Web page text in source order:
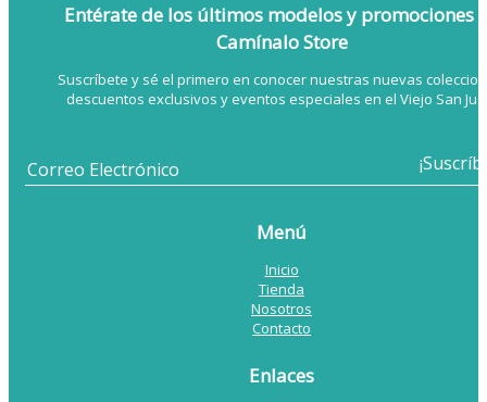
Entérate de los últimos modelosy promociones
Camínalo Store
Suscríbete y sé el primero en conocer nuestras nuevas
descuentos exclusivos y eventos especiales en el Viejo San
Menú
Inicio
Tienda
Nosotros
Contacto
Enlaces